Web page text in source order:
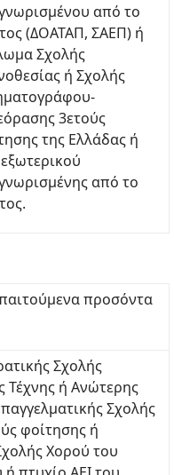
από το
(ΔΟΑΤΑΠ, ΣΑΕΠ) ή
Σχολής
ή Σχολής
3ετούς
της Ελλάδας ή
από το
προσόντα
Σχολής
Τέχνης ή Ανώτερης
Σχολής
φοίτησης ή
Χορού του